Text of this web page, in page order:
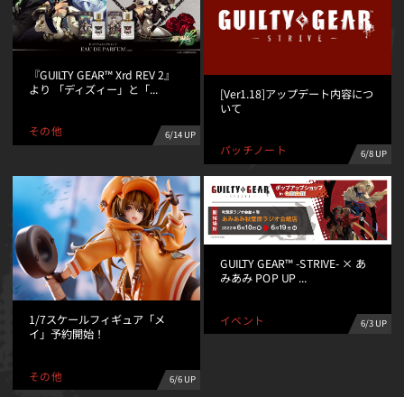
『GUILTY GEAR™ Xrd REV 2』
より 「ディズィー」と「...
その他 6/14 UP
[Ver1.18]アップデート内容につ
いて
パッチノート 6/8 UP
1/7スケールフィギュア「メ
イ」予約開始！
その他 6/6 UP
GUILTY GEAR™ -STRIVE- × あ
みあみ POP UP ...
イベント 6/3 UP